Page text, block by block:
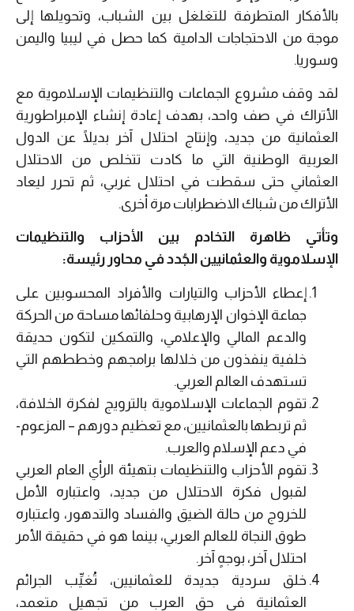
بالأفكار المتطرفة للتغلغل بين الشباب، وتحويلها إلى
موجة من الاحتجاجات الدامية كما حصل في ليبيا واليمن
وسوريا.
لقد وقف مشروع الجماعات والتنظيمات الإسلاموية مع
الأتراك في صف واحد، بهدف إعادة إنشاء الإمبراطورية
العثمانية من جديد، وإنتاج احتلال آخر بديلًا عن الدول
العربية الوطنية التي ما كادت تتخلص من الاحتلال
العثماني حتى سقطت في احتلال غربي، ثم تحرر ليعاد
الأتراك من شباك الاضطرابات مرة أخرى.
وتأتي ظاهرة التخادم بين الأحزاب والتنظيمات
الإسلاموية والعثمانيين الجُدد في محاور رئيسة:
إعطاء الأحزاب والتيارات والأفراد المحسوبين على
جماعة الإخوان الإرهابية وحلفائها مساحة من الحركة
والدعم المالي والإعلامي، والتمكين لتكون حديقة
خلفية ينفذون من خلالها برامجهم وخططهم التي
تستهدف العالم العربي.
تقوم الجماعات الإسلاموية بالترويج لفكرة الخلافة،
ثم تربطها بالعثمانيين، مع تعظيم دورهم – المزعوم-
في دعم الإسلام والعرب.
تقوم الأحزاب والتنظيمات بتهيئة الرأي العام العربي
لقبول فكرة الاحتلال من جديد، واعتباره الأمل
للخروج من حالة الضيق والفساد والتدهور، واعتباره
طوق النجاة للعالم العربي، بينما هو في حقيقة الأمر
احتلال آخر، بوجهٍ آخر.
خلق سردية جديدة للعثمانيين، تُغيِّب الجرائم
العثمانية في حق العرب من تجهيل متعمد،